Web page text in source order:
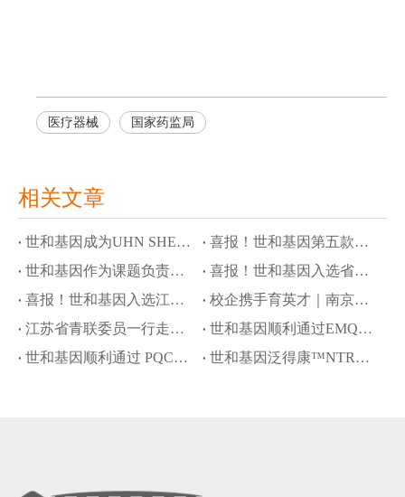
医疗器械 国家药监局
相关文章
世和基因成为UHN SHERLOCK研究首个商业基因检测合作伙伴
喜报！世和基因第五款产品进入创新医疗器械通道
世和基因作为课题负责单位参与国家科技重大专项，攻关隐匿性肿瘤液体活检
喜报！世和基因入选省级高质量数据集建设先行先试项目
喜报！世和基因入选江苏省工信领域行业高质量数据集建设先行先试名单
校企携手育英才｜南京大学奖学金颁奖仪式暨世和基因企业开放日
江苏省青联委员一行走访世和基因
世和基因顺利通过EMQN四项室间质评
世和基因顺利通过 PQCC 胃癌 Claudin 18.2 免疫组化判读能力验证
世和基因泛得康™NTRK试剂盒再获批瑞普替尼伴随诊断